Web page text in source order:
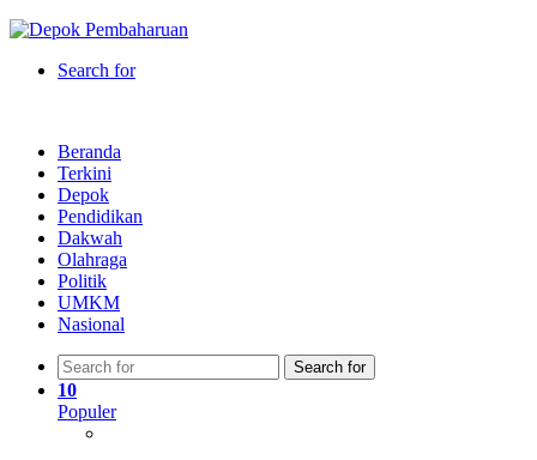
Search for
Beranda
Terkini
Depok
Pendidikan
Dakwah
Olahraga
Politik
UMKM
Nasional
Search for
10
Populer